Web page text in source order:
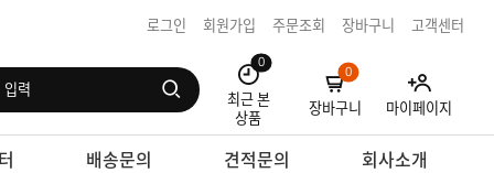
로그인 회원가입 주문조회 장바구니 고객센터
0
최근 본
상품
0
장바구니 마이페이지
배송문의 견적문의 회사소개